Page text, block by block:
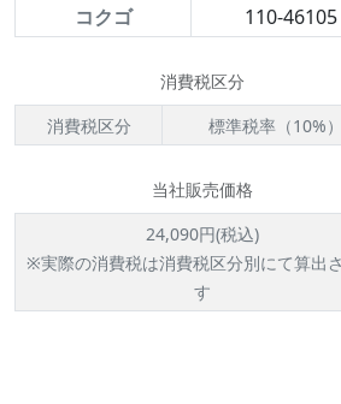
コクゴ
110-46105
消費税区分
消費税区分
標準税率（10%）
当社販売価格
24,090円(税込)
※実際の消費税は消費税区分別にて算出
す